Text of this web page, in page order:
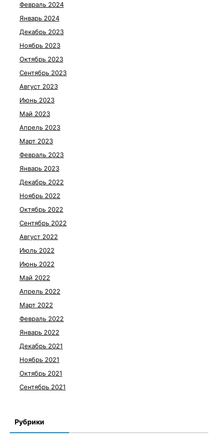
Февраль 2024
Январь 2024
Декабрь 2023
Ноябрь 2023
Октябрь 2023
Сентябрь 2023
Август 2023
Июнь 2023
Май 2023
Апрель 2023
Март 2023
Февраль 2023
Январь 2023
Декабрь 2022
Ноябрь 2022
Октябрь 2022
Сентябрь 2022
Август 2022
Июль 2022
Июнь 2022
Май 2022
Апрель 2022
Март 2022
Февраль 2022
Январь 2022
Декабрь 2021
Ноябрь 2021
Октябрь 2021
Сентябрь 2021
Рубрики